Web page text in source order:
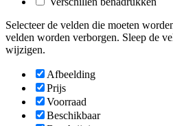
Selecteer de velden die moeten
velden worden verborgen. Sleep de
wijzigen.
Afbeelding
Prijs
Voorraad
Beschikbaar